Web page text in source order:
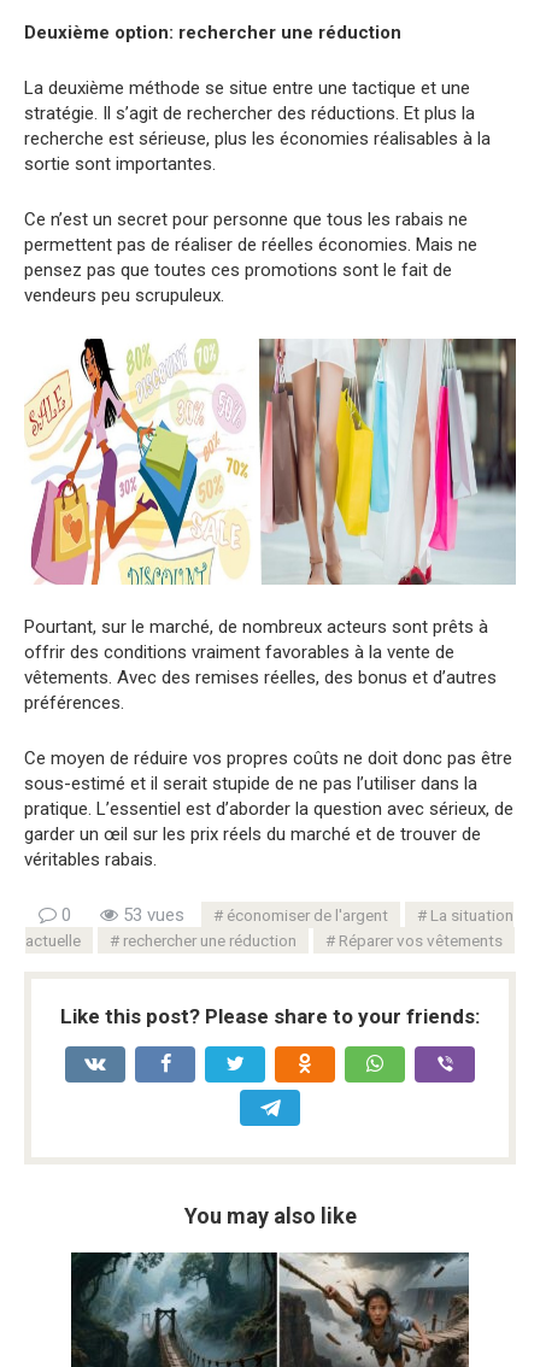
Deuxième option: rechercher une réduction
La deuxième méthode se situe entre une tactique et une
stratégie. Il s’agit de rechercher des réductions. Et plus la
recherche est sérieuse, plus les économies réalisables à la
sortie sont importantes.
Ce n’est un secret pour personne que tous les rabais ne
permettent pas de réaliser de réelles économies. Mais ne
pensez pas que toutes ces promotions sont le fait de
vendeurs peu scrupuleux.
Pourtant, sur le marché, de nombreux acteurs sont prêts à
offrir des conditions vraiment favorables à la vente de
vêtements. Avec des remises réelles, des bonus et d’autres
préférences.
Ce moyen de réduire vos propres coûts ne doit donc pas être
sous-estimé et il serait stupide de ne pas l’utiliser dans la
pratique. L’essentiel est d’aborder la question avec sérieux, de
garder un œil sur les prix réels du marché et de trouver de
véritables rabais.
0 53 vues économiser de l'argent
La situation
actuelle
rechercher une réduction Réparer vos vêtements
Like this post? Please share to your friends:
You may also like